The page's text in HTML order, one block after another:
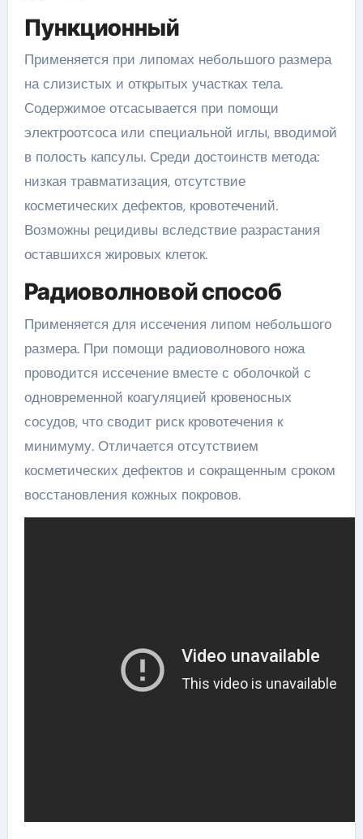
Пункционный
Применяется при липомах небольшого размера
на слизистых и открытых участках тела.
Содержимое отсасывается при помощи
электроотсоса или специальной иглы, вводимой
в полость капсулы. Среди достоинств метода:
низкая травматизация, отсутствие
косметических дефектов, кровотечений.
Возможны рецидивы вследствие разрастания
оставшихся жировых клеток.
Радиоволновой способ
Применяется для иссечения липом небольшого
размера. При помощи радиоволнового ножа
проводится иссечение вместе с оболочкой с
одновременной коагуляцией кровеносных
сосудов, что сводит риск кровотечения к
минимуму. Отличается отсутствием
косметических дефектов и сокращенным сроком
восстановления кожных покровов.